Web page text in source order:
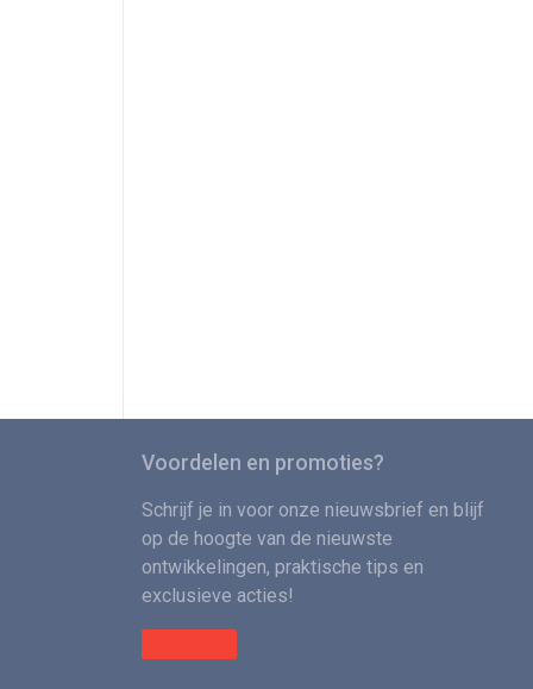
Voordelen en promoties?
Schrijf je in voor onze nieuwsbrief en blijf
op de hoogte van de nieuwste
ontwikkelingen, praktische tips en
exclusieve acties!